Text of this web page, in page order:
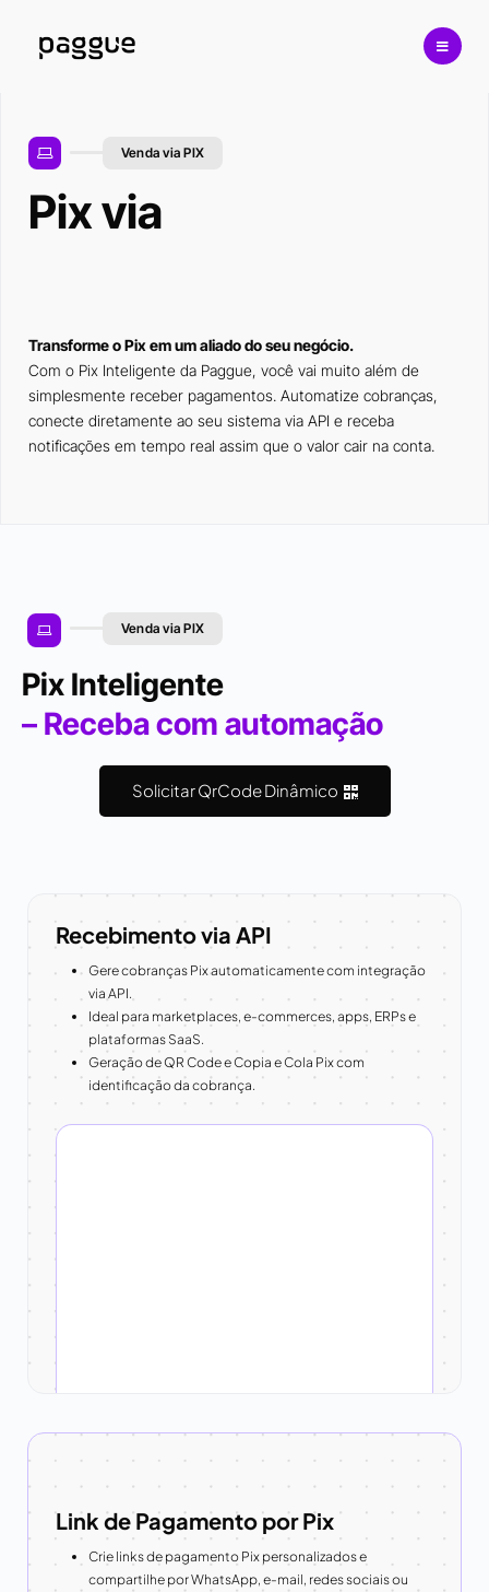
Venda via PIX
Pix via
Transforme o Pix em um aliado do seu negócio.
Com o Pix Inteligente da Paggue, você vai muito além de
simplesmente receber pagamentos. Automatize cobranças,
conecte diretamente ao seu sistema via API e receba
notificações em tempo real assim que o valor cair na conta.
Venda via PIX
Pix Inteligente
– Receba com automação
Solicitar QrCode Dinâmico
Recebimento via API
Gere cobranças Pix automaticamente com integração
via API.
Ideal para marketplaces, e-commerces, apps, ERPs e
plataformas SaaS.
Geração de QR Code e Copia e Cola Pix com
identificação da cobrança.
Link de Pagamento por Pix
Crie links de pagamento Pix personalizados e
compartilhe por WhatsApp, e-mail, redes sociais ou